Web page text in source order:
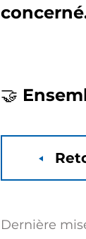
🤝
Dernière